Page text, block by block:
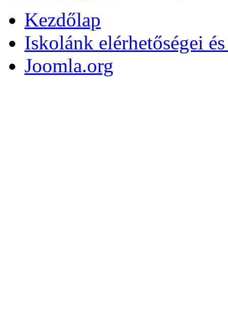
Kezdőlap
Iskolánk elérhetőségei
Joomla.org